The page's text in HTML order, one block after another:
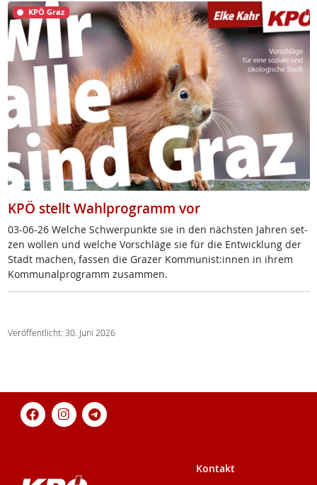
KPÖ Graz
KPÖ stellt Wahlprogramm vor
03-06-26 Wel­che Schwer­punk­te sie in den nächs­ten Jah­ren set­
zen wol­len und wel­che Vor­schlä­ge sie für die Ent­wick­lung der
Stadt ma­chen, fas­sen die Gra­zer Kom­mu­nist:in­nen in ih­rem
Kom­mu­nal­pro­gramm zu­sam­men.
Veröffentlicht: 30. Juni 2026
Kontakt